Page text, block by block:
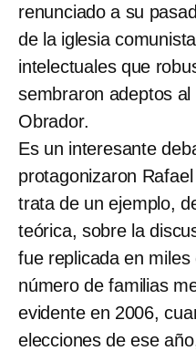
renunciado a su
de la iglesia
intelectuales que
sembraron adeptos
Obrador.
Es un interesante
protagonizaron
trata de un ejemplo,
teórica, sobre la
fue replicada en
número de familias
evidente en 2006,
elecciones de ese